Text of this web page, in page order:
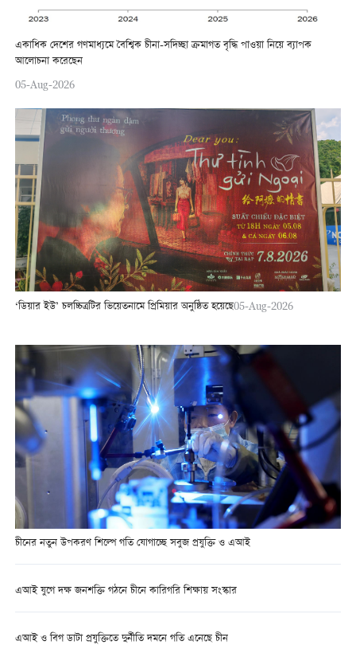
একাধিক দেশের গণমাধ্যমে বৈশ্বিক চীনা-সদিচ্ছা ক্রমাগত বৃদ্ধি পাওয়া নিয়ে ব্যাপক
আলোচনা করেছেন
05-Aug-2026
‘ডিয়ার ইউ’ চলচ্চিত্রটির ভিয়েতনামে প্রিমিয়ার অনুষ্ঠিত হয়েছে05-Aug-2026
চীনের নতুন উপকরণ শিল্পে গতি যোগাচ্ছে সবুজ প্রযুক্তি ও এআই
এআই যুগে দক্ষ জনশক্তি গঠনে চীনে কারিগরি শিক্ষায় সংস্কার
এআই ও বিগ ডাটা প্রযুক্তিতে দুর্নীতি দমনে গতি এনেছে চীন